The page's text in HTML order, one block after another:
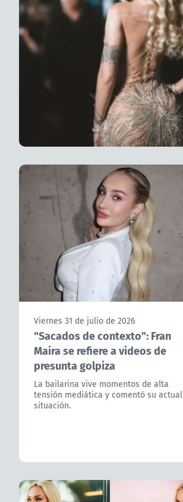
Viernes 31 de julio de 2026
"Sacados de contexto": Fran
Maira se refiere a videos de
presunta golpiza
La bailarina vive momentos de alta
tensión mediática y comentó su actual
situación.